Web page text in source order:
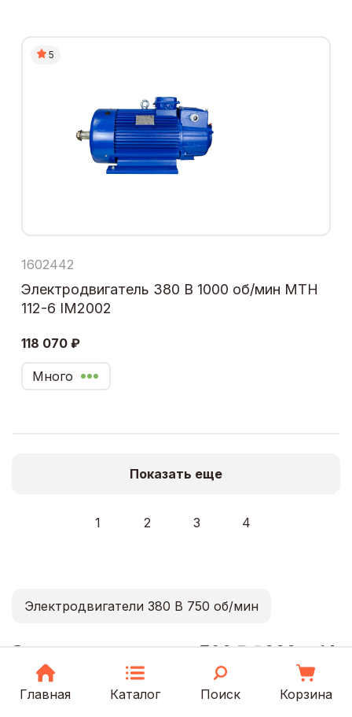
5
1602442
Электродвигатель 380 В 1000 об/мин МТН
112-6 IM2002
118 070 ₽
Много
Показать еще
1 2 3 4
Электродвигатели 380 В 750 об/мин
Электродвигатели 380 В 1000 об/
мин в Москве
Главная Каталог Поиск Корзина